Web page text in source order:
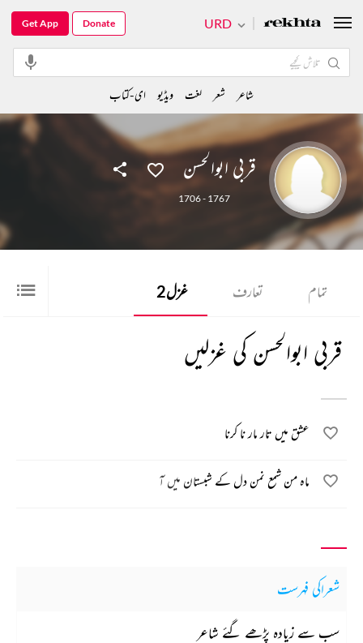
قربی ابوالحسن
1706 - 1767
تمام تعارف غزل2
قربی ابوالحسن کی غزلیں
عشق میں تار مار نا کرنا
ماہ من شمع نمن دل کے شبستان میں آ
شعراکی فہرست
سب سے زیادہ پڑھے گئے شاعر
URD
Get App Donate
شاعر شعر لغت ویڈیو ای-کتاب